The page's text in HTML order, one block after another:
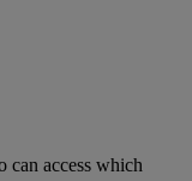
can access which